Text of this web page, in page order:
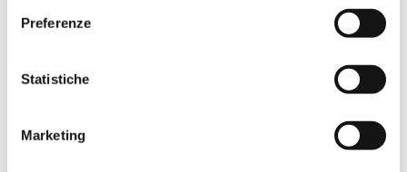
raccogliere informazioni sulla tua posizione
geografica, con un'approssimazione di qualche
Identificare il tuo dispositivo, scansionandolo
Preferenze
Statistiche
Marketing